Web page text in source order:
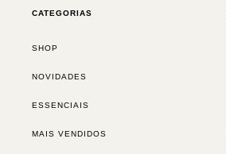
CATEGORIAS
SHOP
NOVIDADES
ESSENCIAIS
MAIS VENDIDOS